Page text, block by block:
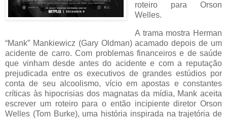
roteiro para Orson
Welles.
A trama mostra Herman
“Mank” Mankiewicz (Gary Oldman) acamado depois de um
acidente de carro. Com problemas financeiros e de saúde
que vinham desde antes do acidente e com a reputação
prejudicada entre os executivos de grandes estúdios por
conta de seu alcoolismo, vício em apostas e constantes
críticas às hipocrisias dos magnatas da mídia, Mank aceita
escrever um roteiro para o então incipiente diretor Orson
Welles (Tom Burke), uma história inspirada na trajetória de